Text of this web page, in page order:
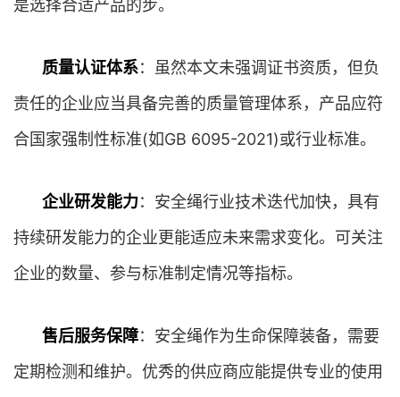
是选择合适产品的步。
质量认证体系：虽然本文未强调证书资质，但负
责任的企业应当具备完善的质量管理体系，产品应符
合国家强制性标准(如GB 6095-2021)或行业标准。
企业研发能力：安全绳行业技术迭代加快，具有
持续研发能力的企业更能适应未来需求变化。可关注
企业的数量、参与标准制定情况等指标。
售后服务保障：安全绳作为生命保障装备，需要
定期检测和维护。优秀的供应商应能提供专业的使用